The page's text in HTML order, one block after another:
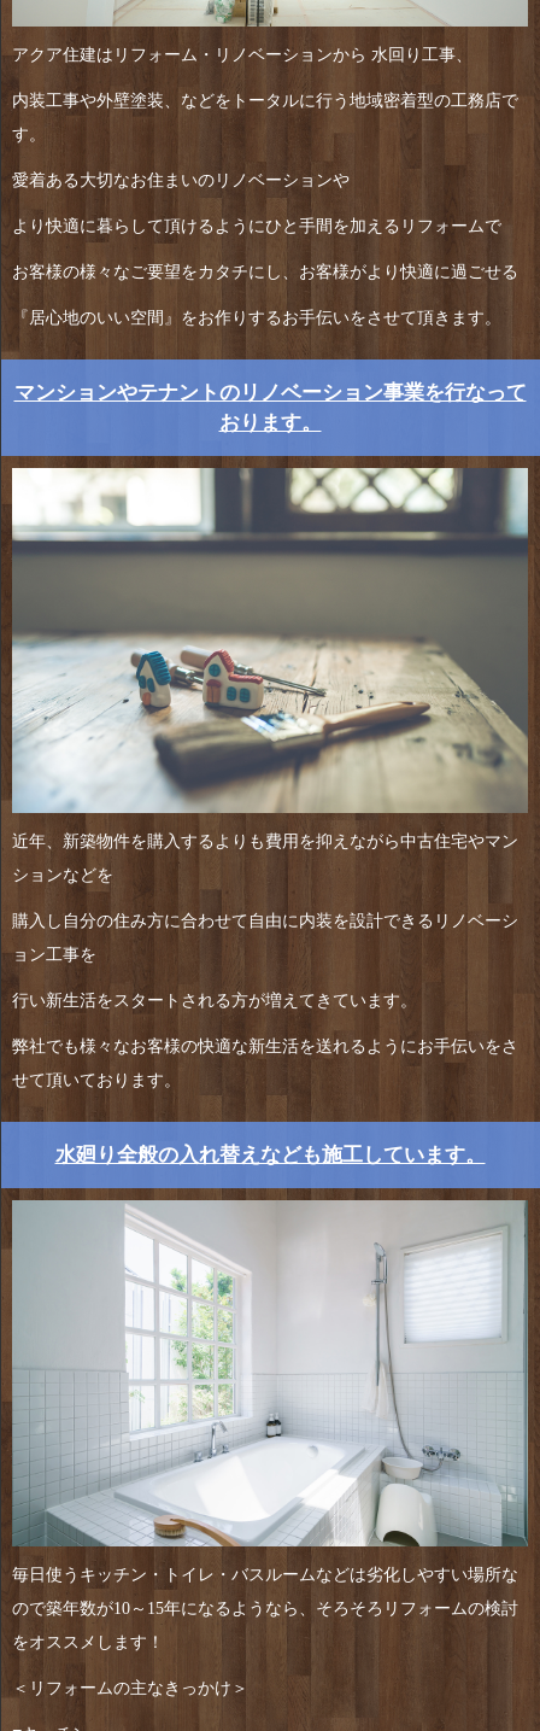
アクア住建はリフォーム・リノベーションから 水回り工事、
内装工事や外壁塗装、などをトータルに行う地域密着型の工務店で
す。
愛着ある大切なお住まいのリノベーションや
より快適に暮らして頂けるようにひと手間を加えるリフォームで
お客様の様々なご要望をカタチにし、お客様がより快適に過ごせる
『居心地のいい空間』をお作りするお手伝いをさせて頂きます。
マンションやテナントのリノベーション事業を行なって
おります。
近年、新築物件を購入するよりも費用を抑えながら中古住宅やマン
ションなどを
購入し自分の住み方に合わせて自由に内装を設計できるリノベーシ
ョン工事を
行い新生活をスタートされる方が増えてきています。
弊社でも様々なお客様の快適な新生活を送れるようにお手伝いをさ
せて頂いております。
水廻り全般の入れ替えなども施工しています。
毎日使うキッチン・トイレ・バスルームなどは劣化しやすい場所な
ので築年数が10～15年になるようなら、そろそろリフォームの検討
をオススメします！
＜リフォームの主なきっかけ＞